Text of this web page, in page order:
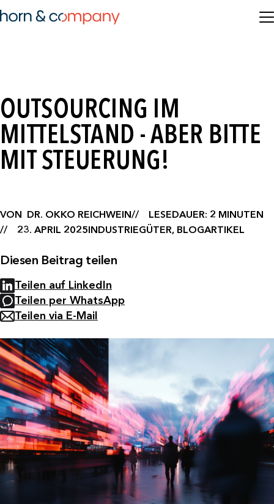
OUTSOURCING IM
MITTELSTAND - ABER BITTE
MIT STEUERUNG!
VON DR. OKKO REICHWEIN
LESEDAUER: 2 MINUTEN
23. APRIL 2025INDUSTRIEGÜTER, BLOGARTIKEL
Diesen Beitrag teilen
Teilen auf LinkedIn
Teilen per WhatsApp
Teilen via E-Mail